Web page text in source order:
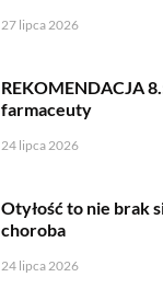
27 lipca 2026
REKOMENDACJA
farmaceuty
24 lipca 2026
Otyłość to nie brak
choroba
24 lipca 2026